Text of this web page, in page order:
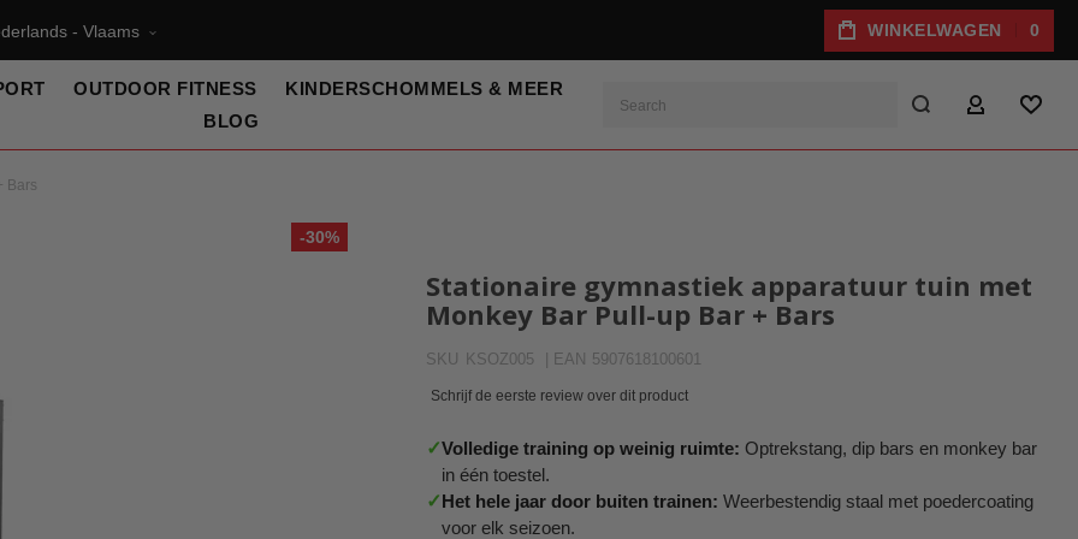
- Vlaams WINKELWAGEN 0
OUTDOOR FITNESS
KINDERSCHOMMELS & MEER
BLOG
Search
ACCOUNT
Bars
-30%
Stationaire gymnastiek apparatuur tuin met
Monkey Bar Pull-up Bar + Bars
SKU KSOZ005 | EAN 5907618100601
Schrijf de eerste review over dit product
✓Volledige training op weinig ruimte: Optrekstang, dip bars en monkey bar
in één toestel.
✓Het hele jaar door buiten trainen: Weerbestendig staal met poedercoating
voor elk seizoen.